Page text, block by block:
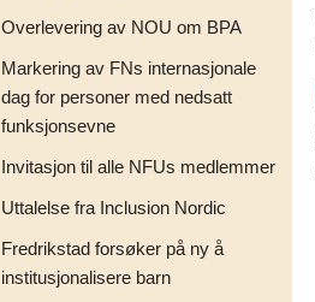
Overlevering av NOU om BPA
Markering av FNs internasjonale
dag for personer med nedsatt
funksjonsevne
Invitasjon til alle NFUs medlemmer
Uttalelse fra Inclusion Nordic
Fredrikstad forsøker på ny å
institusjonalisere barn